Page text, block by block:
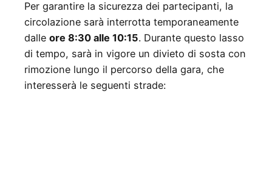
Per garantire la sicurezza dei partecipanti, la
circolazione sarà interrotta temporaneamente
dalle ore 8:30 alle 10:15. Durante questo lasso
di tempo, sarà in vigore un divieto di sosta con
rimozione lungo il percorso della gara, che
interesserà le seguenti strade: